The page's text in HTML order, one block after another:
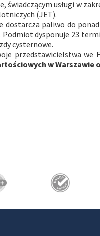
świadczącym usługi w
(JET).
paliwo do
dysponuje 23
cysternowe.
przedstawicielstwa we
w Warszawie